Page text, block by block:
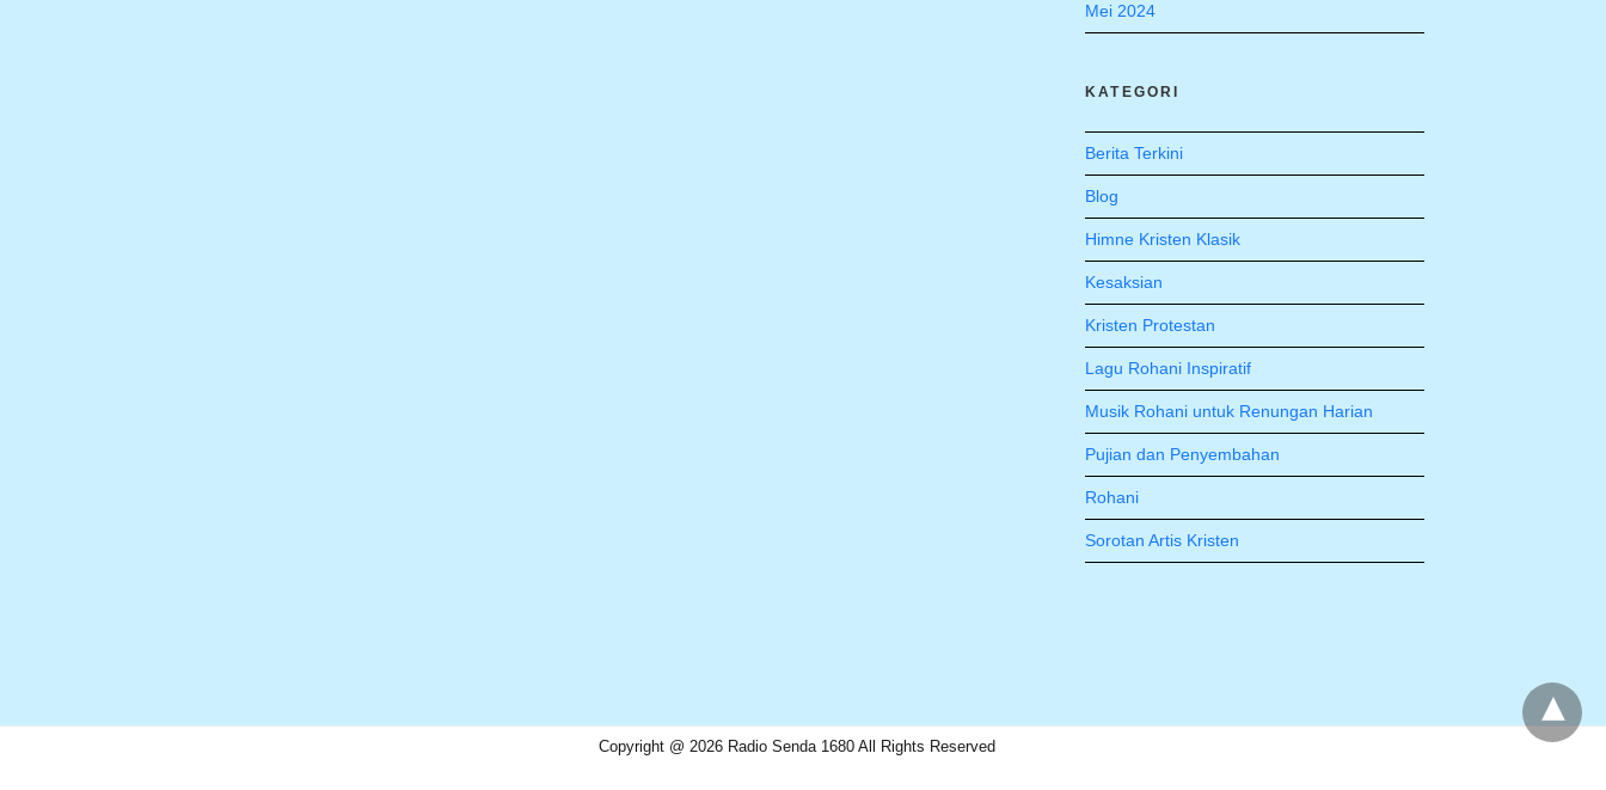
Mei 2024
KATEGORI
Berita Terkini
Blog
Himne Kristen Klasik
Kesaksian
Kristen Protestan
Lagu Rohani Inspiratif
Musik Rohani untuk Renungan Harian
Pujian dan Penyembahan
Rohani
Sorotan Artis Kristen
Copyright @ 2026 Radio Senda 1680 All Rights Reserved